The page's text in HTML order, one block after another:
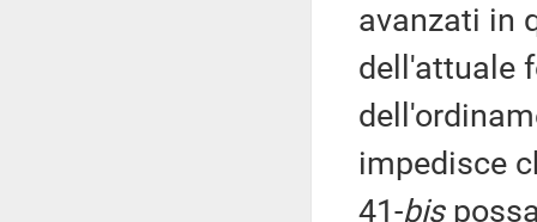
avanzati in
dell'attuale
impedisce
41-bis